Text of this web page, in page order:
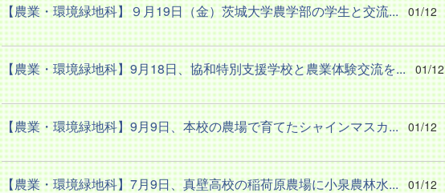
【農業・環境緑地科】９月19日（金）茨城大学農学部の学生と交流... 01/12
【農業・環境緑地科】9月18日、協和特別支援学校と農業体験交流を... 01/12
【農業・環境緑地科】9月9日、本校の農場で育てたシャインマスカ... 01/12
【農業・環境緑地科】7月9日、真壁高校の稲荷原農場に小泉農林水... 01/12